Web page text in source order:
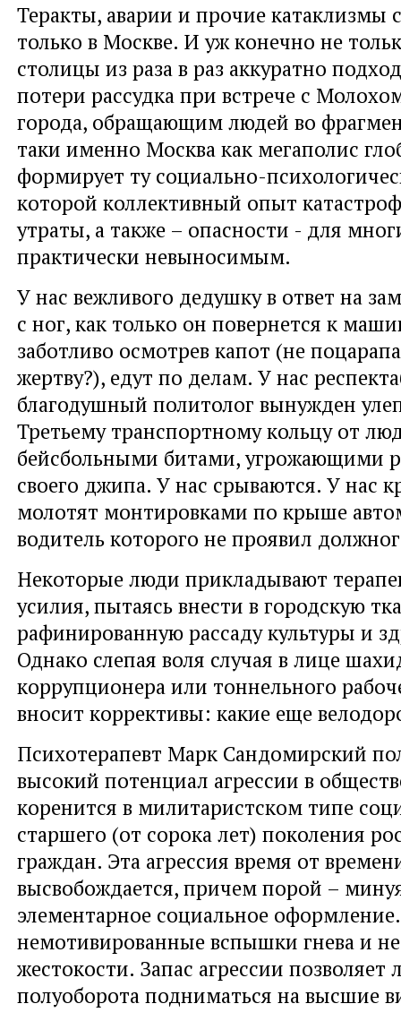
Теракты, аварии и прочие катаклизмы
только в Москве. И уж конечно не
столицы из раза в раз аккуратно
потери рассудка при встрече с
города, обращающим людей во
таки именно Москва как мегаполис
формирует ту социально-
которой коллективный опыт
утраты, а также – опасности - для
практически невыносимым.
У нас вежливого дедушку в ответ на
с ног, как только он повернется к
заботливо осмотрев капот (не
жертву?), едут по делам. У нас
благодушный политолог вынужден
Третьему транспортному кольцу от
бейсбольными битами, угрожающими
своего джипа. У нас срываются. У нас
молотят монтировками по крыше
водитель которого не проявил
Некоторые люди прикладывают
усилия, пытаясь внести в городскую
рафинированную рассаду культуры и
Однако слепая воля случая в лице
коррупционера или тоннельного
вносит коррективы: какие еще
Психотерапевт Марк Сандомирский
высокий потенциал агрессии в
коренится в милитаристском типе
старшего (от сорока лет) поколения
граждан. Эта агрессия время от
высвобождается, причем порой –
элементарное социальное
немотивированные вспышки гнева и
жестокости. Запас агрессии позволяет
полуоборота подниматься на высшие